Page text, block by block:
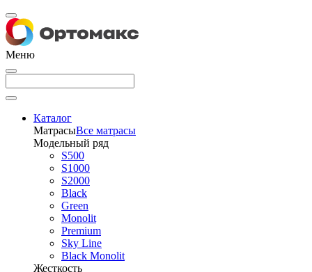
Меню
Каталог
МатрасыВсе матрасы
Модельный ряд
S500
S1000
S2000
Black
Green
Monolit
Premium
Sky Line
Black Monolit
Жесткость